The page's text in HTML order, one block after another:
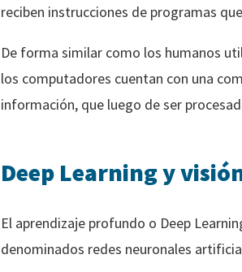
reciben instrucciones de programas
De forma similar como los humanos
los computadores cuentan con una
información, que luego de ser
Deep Learning y
El aprendizaje profundo o Deep
denominados redes neuronales